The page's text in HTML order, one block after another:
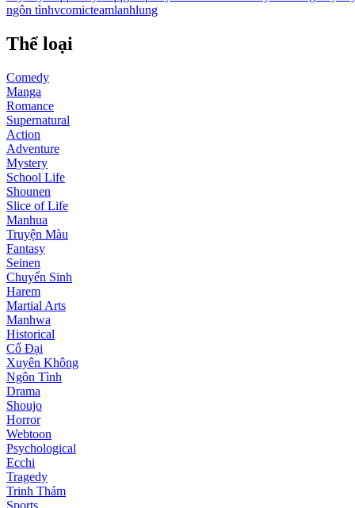
ngôn tìnhvcomicteamlanhlung
Thể loại
Comedy
Manga
Romance
Supernatural
Action
Adventure
Mystery
School Life
Shounen
Slice of Life
Manhua
Truyện Màu
Fantasy
Seinen
Chuyển Sinh
Harem
Martial Arts
Manhwa
Historical
Cổ Đại
Xuyên Không
Ngôn Tình
Drama
Shoujo
Horror
Webtoon
Psychological
Ecchi
Tragedy
Trinh Thám
Sports